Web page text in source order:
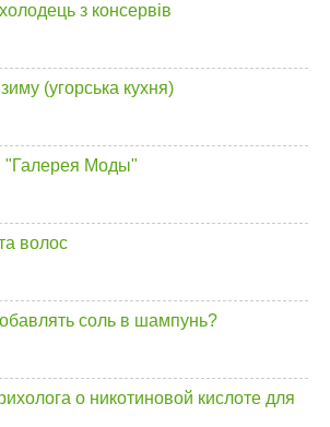
з консервів
(угорська кухня)
"Галерея Моды"
волос
соль в шампунь?
о никотиновой кислоте для